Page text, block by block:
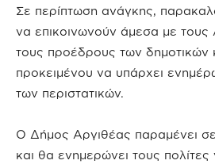
Σε περίπτωση ανάγκης,
να επικοινωνούν άμεσα με τους
τους προέδρους των δημοτικών
προκειμένου να υπάρχει
των περιστατικών.
Ο Δήμος Αργιθέας παραμένει
και θα ενημερώνει τους